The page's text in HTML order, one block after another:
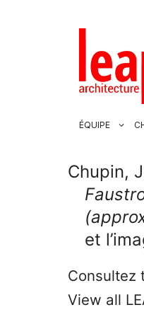
ÉQUIPE
Chupin,
et
Consultez
View all